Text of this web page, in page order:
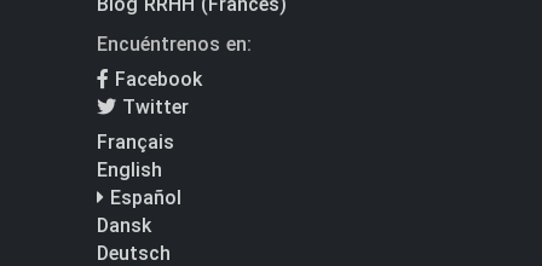
Encuéntrenos en:
Facebook
Twitter
Français
English
Español
Dansk
Deutsch